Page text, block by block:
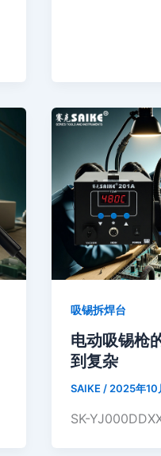
吸锡拆焊台
电动吸锡枪
到复杂
SAIKE / 2025年10
SK-